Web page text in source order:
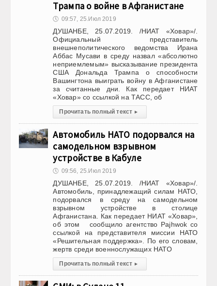
Трампа о войне в Афганистане
🕔 09:57, 25.Июл 2019
ДУШАНБЕ, 25.07.2019. /НИАТ «Ховар»/.
Официальный представитель
внешнеполитического ведомства Ирана
Аббас Мусави в среду назвал «абсолютно
неприемлемым» высказывание президента
США Дональда Трампа о способности
Вашингтона выиграть войну в Афганистане
за считанные дни. Как передает НИАТ
«Ховар» со ссылкой на ТАСС, об
Прочитать полный текст ▸
Автомобиль НАТО подорвался на
самодельном взрывном
устройстве в Кабуле
🕔 09:56, 25.Июл 2019
ДУШАНБЕ, 25.07.2019. /НИАТ «Ховар»/.
Автомобиль, принадлежащий силам НАТО,
подорвался в среду на самодельном
взрывном устройстве в столице
Афганистана. Как передает НИАТ «Ховар»,
об этом сообщило агентство Pajhwok со
ссылкой на представителя миссии НАТО
«Решительная поддержка». По его словам,
жертв среди военнослужащих НАТО
Прочитать полный текст ▸